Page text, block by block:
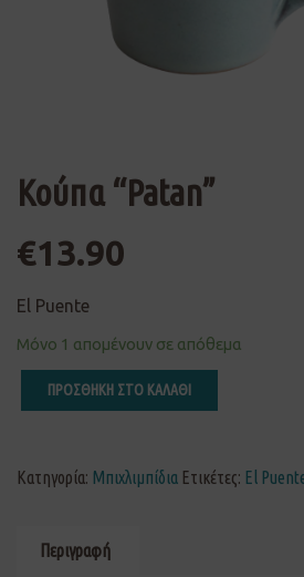
Κούπα “Patan”
€13.90
El Puente
Μόνο 1 απομένουν σε απόθεμα
ΠΡΟΣΘΗΚΗ ΣΤΟ ΚΑΛΑΘΙ
Κατηγορία: Μπιχλιμπίδια Ετικέτες: El
Περιγραφή